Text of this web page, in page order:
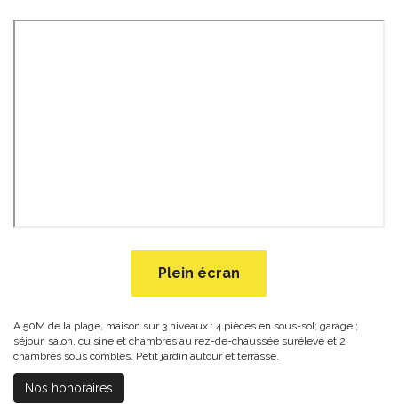
Plein écran
A 50M de la plage, maison sur 3 niveaux : 4 pièces en sous-sol; garage ;
séjour, salon, cuisine et chambres au rez-de-chaussée surélevé et 2
chambres sous combles. Petit jardin autour et terrasse.
Nos honoraires